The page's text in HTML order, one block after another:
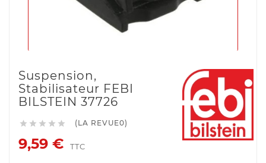
Suspension,
Stabilisateur FEBI
BILSTEIN 37726
     (LA REVUE0)
9,59 € TTC